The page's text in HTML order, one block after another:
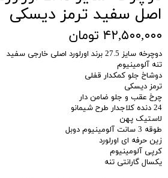
اصل سفید ترمز دیسکی
۴۲,۵۰۰,۰۰۰ تومان
دوچرخه سایز 27.5 برند اورلورد اصلی خارجی سفید
تنه آلومینیوم
دوشاخ جلو کمکدار قفلی
ترمز دیسکی
چرخ عقب و جلو ضامن دار
24 دنده کلاجدار طرح شیمانو
لاستیک پهن
طوقه 3 سانت آلومینیوم دوبل
زین حرفه ای اورلورد
کرپی آلومینیوم
یکسال گارانتی تنه